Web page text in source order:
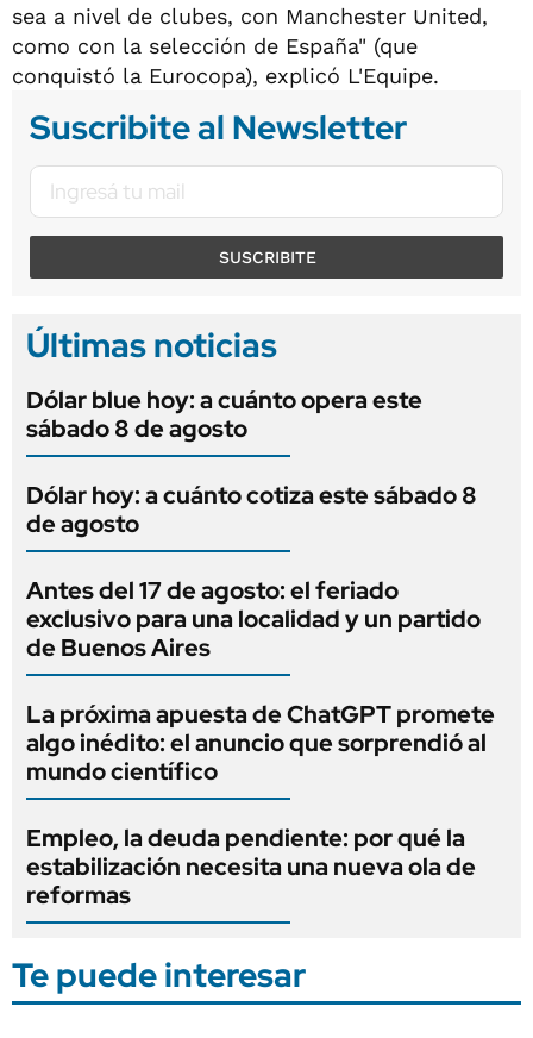
sea a nivel de clubes, con Manchester United,
como con la selección de España" (que
conquistó la Eurocopa), explicó L'Equipe.
Suscribite al Newsletter
SUSCRIBITE
Últimas noticias
Dólar blue hoy: a cuánto opera este
sábado 8 de agosto
Dólar hoy: a cuánto cotiza este sábado 8
de agosto
Antes del 17 de agosto: el feriado
exclusivo para una localidad y un partido
de Buenos Aires
La próxima apuesta de ChatGPT promete
algo inédito: el anuncio que sorprendió al
mundo científico
Empleo, la deuda pendiente: por qué la
estabilización necesita una nueva ola de
reformas
Te puede interesar